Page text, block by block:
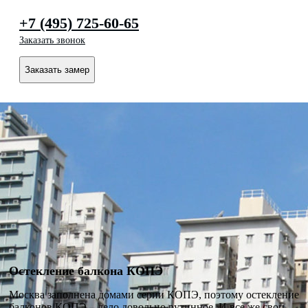
+7 (495) 725-60-65
Заказать звонок
Заказать замер
Остекление балкона КОПЭ
Москва заполнена домами серии КОПЭ, поэтому остекление